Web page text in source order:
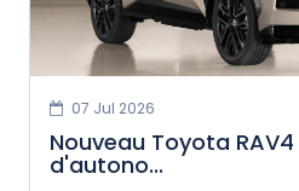
07 Jul 2026
Nouveau Toyota
d'autono...